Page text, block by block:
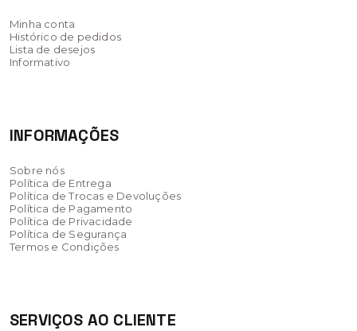
Minha conta
Histórico de pedidos
Lista de desejos
Informativo
INFORMAÇÕES
Sobre nós
Política de Entrega
Política de Trocas e Devoluções
Política de Pagamento
Política de Privacidade
Política de Segurança
Termos e Condições
SERVIÇOS AO CLIENTE